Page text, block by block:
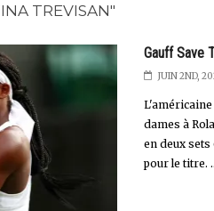
TREVISAN"
Gauff Save
JUIN 2ND,
L'américaine
dames à
en deux
pour le titre.